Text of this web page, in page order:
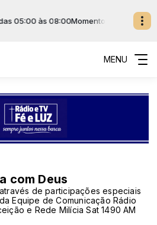
05:00 às 08:00Momento de
MENU
com Deus
de participações especiais
Equipe de Comunicação Rádio
e Rede Milícia Sat 1490 AM